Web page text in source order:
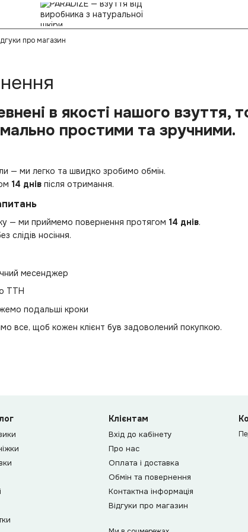
про магазин
в якості нашого взуття,
простими та зручними.
— ми легко та швидко зробимо обмін.
14 днів після отримання.
— ми приймемо повернення протягом 14 днів.
слідів носіння.
месенджер
ТТН
подальші кроки
все, щоб кожен клієнт був задоволений покупкою.
Клієнтам
Вхід до кабінету
Про нас
Оплата і доставка
Обмін та повернення
Контактна інформація
Відгуки про магазин